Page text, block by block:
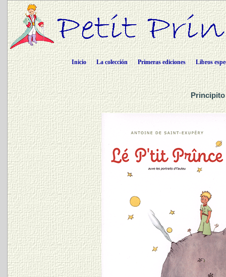
Inicio La colección Primeras ediciones Libros
Principito